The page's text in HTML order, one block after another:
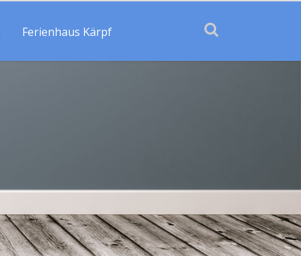
Ferienhaus Kärpf